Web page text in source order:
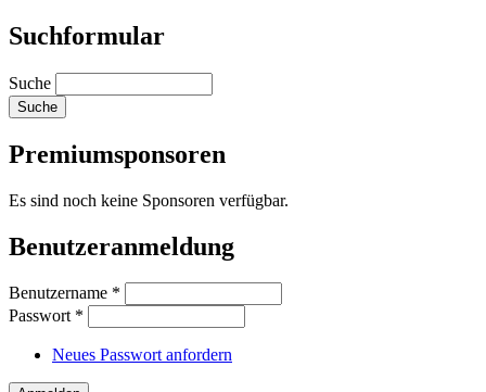
Suchformular
Suche
Premiumsponsoren
Es sind noch keine Sponsoren verfügbar.
Benutzeranmeldung
Benutzername *
Passwort *
Neues Passwort anfordern